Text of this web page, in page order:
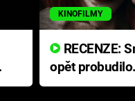
KINOFILMY
opět
přichází s